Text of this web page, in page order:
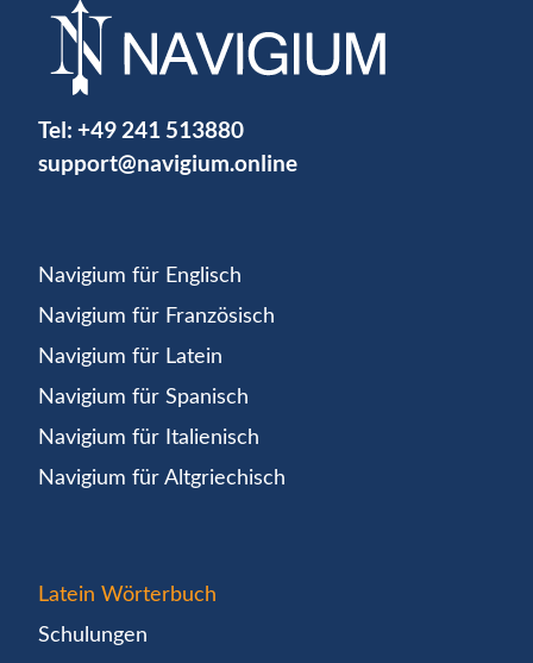
Tel: +49 241 513880
support@navigium.online
Navigium für Englisch
Navigium für Französisch
Navigium für Latein
Navigium für Spanisch
Navigium für Italienisch
Navigium für Altgriechisch
Latein Wörterbuch
Schulungen